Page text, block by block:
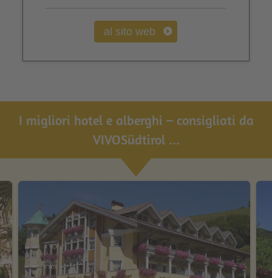
al sito web
I migliori hotel e alberghi – consigliati da
VIVOSüdtirol ...